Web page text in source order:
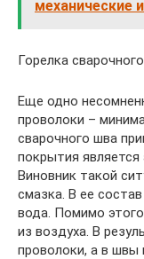
механические
Горелка
Еще одно
проволоки –
сварочного шва
покрытия
Виновник такой
смазка. В ее
вода. Помимо
из воздуха. В
проволоки, а в швы